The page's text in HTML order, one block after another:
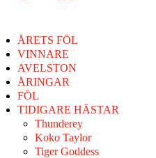
ÅRETS FÖL
VINNARE
AVELSTON
ÅRINGAR
FÖL
TIDIGARE HÄSTAR
Thunderey
Koko Taylor
Tiger Goddess